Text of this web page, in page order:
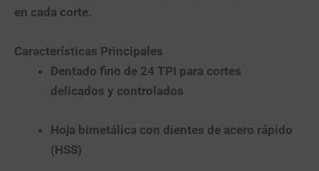
en cada corte.
Características Principales
Dentado fino de 24 TPI para cortes
delicados y controlados
Hoja bimetálica con dientes de acero rápido
(HSS)